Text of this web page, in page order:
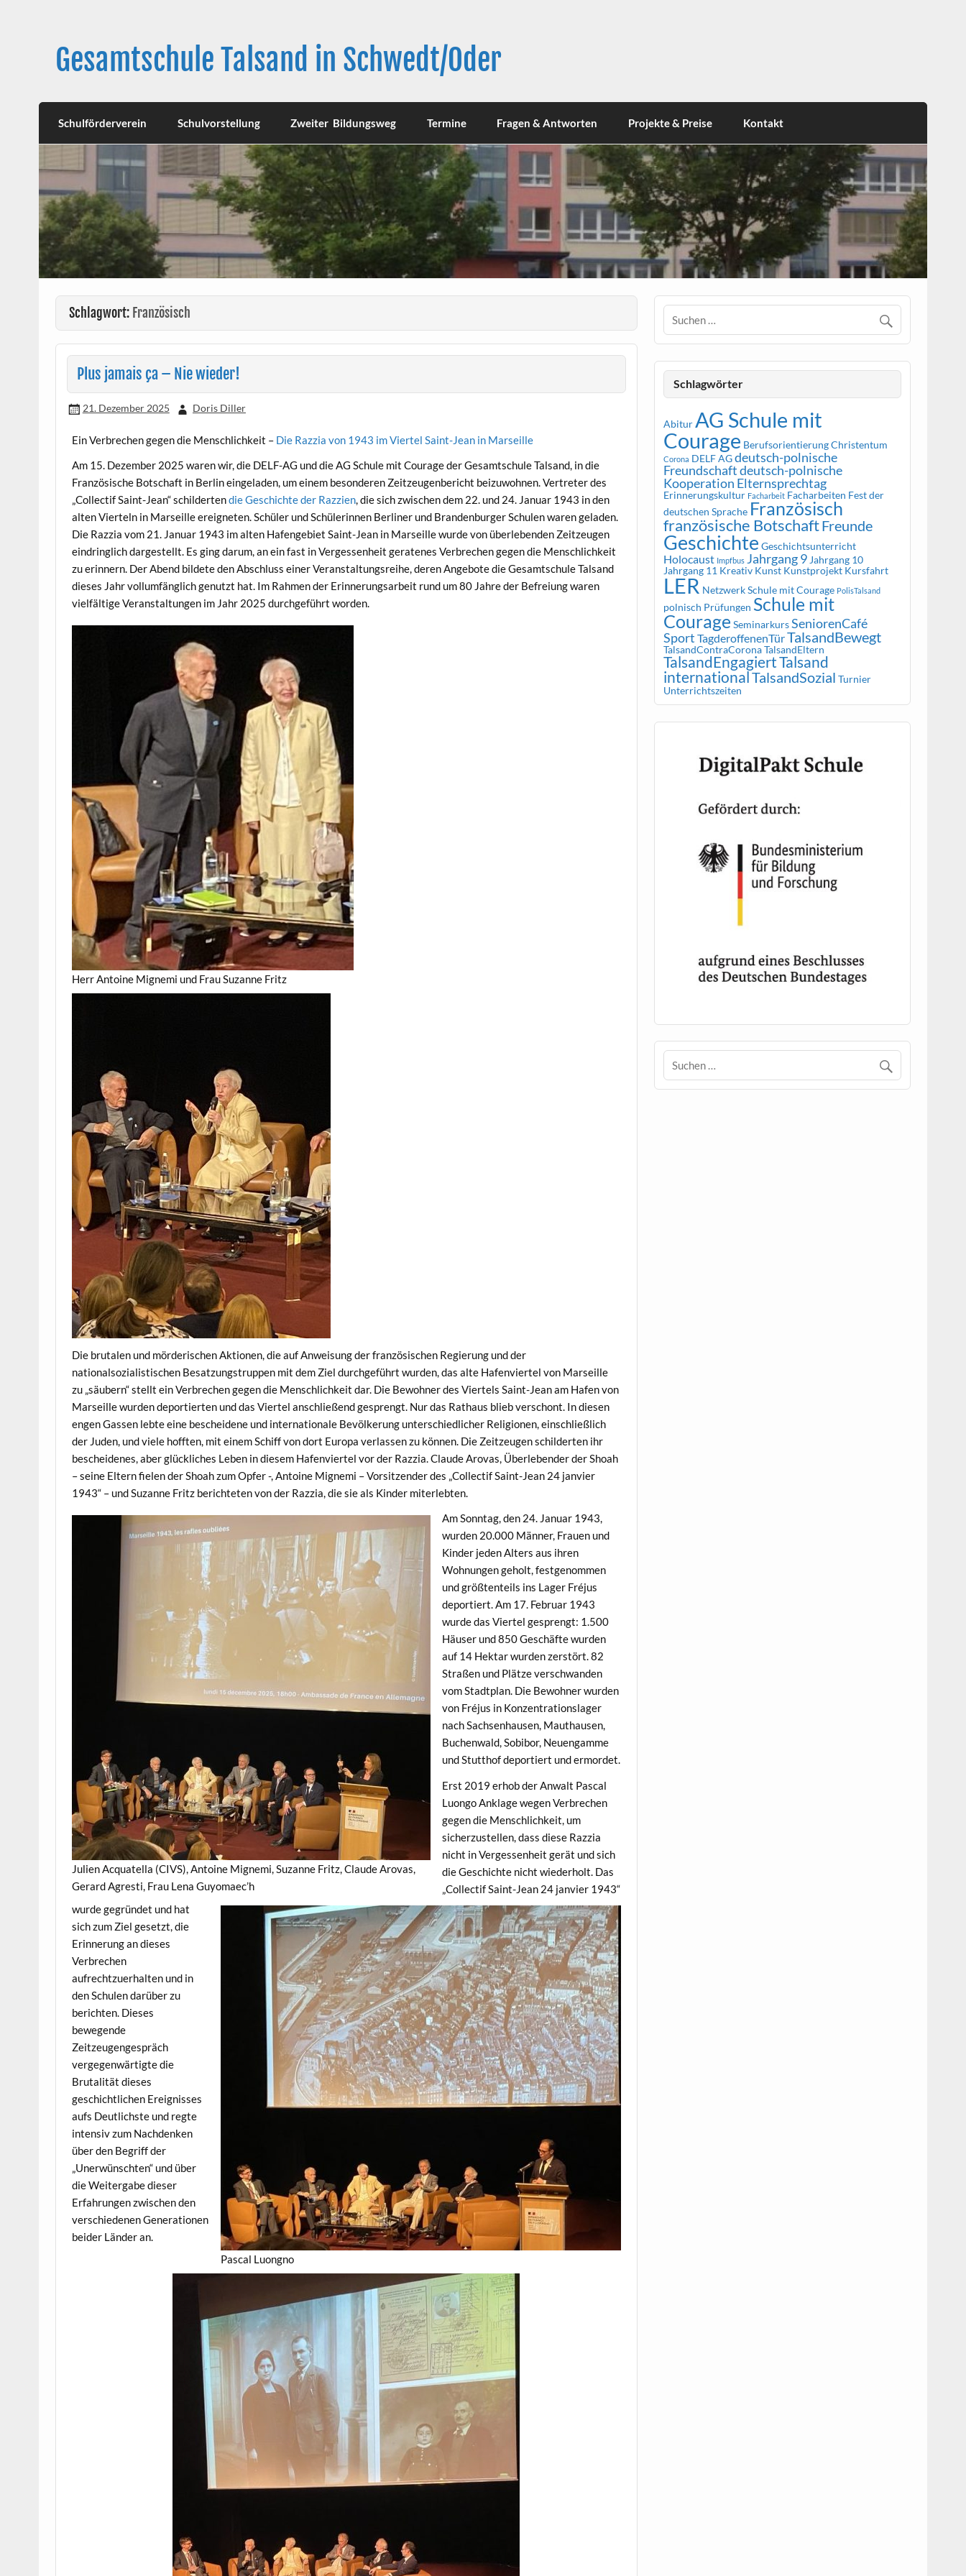
Gesamtschule Talsand in Schwedt/Oder
Schulförderverein Schulvorstellung Zweiter Bildungsweg Termine Fragen & Antworten Projekte & Preise Kontakt
Schlagwort: Französisch
Plus jamais ça – Nie wieder!
21. Dezember 2025 Doris Diller
Ein Verbrechen gegen die Menschlichkeit – Die Razzia von 1943 im Viertel Saint-Jean in Marseille
Am 15. Dezember 2025 waren wir, die DELF-AG und die AG Schule mit Courage der Gesamtschule Talsand, in die
Französische Botschaft in Berlin eingeladen, um einem besonderen Zeitzeugenbericht beizuwohnen. Vertreter des
„Collectif Saint-Jean“ schildertendie Geschichte der Razzien, die sich zwischen dem 22. und 24. Januar 1943 in den
alten Vierteln in Marseille ereigneten. Schüler und Schülerinnen Berliner und Brandenburger Schulen waren geladen.
Die Razzia vom 21. Januar 1943 im alten Hafengebiet Saint-Jean in Marseille wurde von überlebenden Zeitzeugen
eindringlich dargestellt. Es ging darum, an ein fast in Vergessenheit geratenes Verbrechen gegen die Menschlichkeit
zu erinnern. Der Abend bildete den Abschluss einer Veranstaltungsreihe, deren Angebote die Gesamtschule Talsand
dieses Jahr vollumfänglich genutzt hat. Im Rahmen der Erinnerungsarbeit rund um 80 Jahre der Befreiung waren
vielfältige Veranstaltungen im Jahr 2025 durchgeführt worden.
Herr Antoine Mignemi und Frau Suzanne Fritz
Die brutalen und mörderischen Aktionen, die auf Anweisung der französischen Regierung und der
nationalsozialistischen Besatzungstruppen mit dem Ziel durchgeführt wurden, das alte Hafenviertel von Marseille
zu „säubern“ stellt ein Verbrechen gegen die Menschlichkeit dar. Die Bewohner des Viertels Saint-Jean am Hafen von
Marseille wurden deportierten und das Viertel anschließend gesprengt. Nur das Rathaus blieb verschont. In diesen
engen Gassen lebte eine bescheidene und internationale Bevölkerung unterschiedlicher Religionen, einschließlich
der Juden, und viele hofften, mit einem Schiff von dort Europa verlassen zu können. Die Zeitzeugen schilderten ihr
bescheidenes, aber glückliches Leben in diesem Hafenviertel vor der Razzia. Claude Arovas, Überlebender der Shoah
– seine Eltern fielen der Shoah zum Opfer -, Antoine Mignemi – Vorsitzender des „Collectif Saint-Jean 24 janvier
1943“ – und Suzanne Fritz berichteten von der Razzia, die sie als Kinder miterlebten.
Julien Acquatella (CIVS), Antoine Mignemi, Suzanne Fritz, Claude Arovas,
Gerard Agresti, Frau Lena Guyomaec’h
Am Sonntag, den 24. Januar 1943,
wurden 20.000 Männer, Frauen und
Kinder jeden Alters aus ihren
Wohnungen geholt, festgenommen
und größtenteils ins Lager Fréjus
deportiert. Am 17. Februar 1943
wurde das Viertel gesprengt: 1.500
Häuser und 850 Geschäfte wurden
auf 14 Hektar wurden zerstört. 82
Straßen und Plätze verschwanden
vom Stadtplan. Die Bewohner wurden
von Fréjus in Konzentrationslager
nach Sachsenhausen, Mauthausen,
Buchenwald, Sobibor, Neuengamme
und Stutthof deportiert und ermordet.
Pascal Luongno
Erst 2019 erhob der Anwalt Pascal
Luongo Anklage wegen Verbrechen
gegen die Menschlichkeit, um
sicherzustellen, dass diese Razzia
nicht in Vergessenheit gerät und sich
die Geschichte nicht wiederholt. Das
„Collectif Saint-Jean 24 janvier 1943“
wurde gegründet und hat
sich zum Ziel gesetzt, die
Erinnerung an dieses
Verbrechen
aufrechtzuerhalten und in
den Schulen darüber zu
berichten. Dieses
bewegende
Zeitzeugengespräch
vergegenwärtigte die
Brutalität dieses
geschichtlichen Ereignisses
aufs Deutlichste und regte
intensiv zum Nachdenken
über den Begriff der
„Unerwünschten“ und über
die Weitergabe dieser
Erfahrungen zwischen den
verschiedenen Generationen
beider Länder an.
Schlagwörter
AbiturAG Schule mit
Courage BerufsorientierungChristentum
Corona DELF AGdeutsch-polnische
Freundschaftdeutsch-polnische
Kooperation Elternsprechtag
Erinnerungskultur Facharbeit Facharbeiten Fest der
deutschen Sprache Französisch
französische BotschaftFreunde
Geschichte Geschichtsunterricht
Holocaust Impfbus Jahrgang 9 Jahrgang 10
Jahrgang 11 Kreativ Kunst Kunstprojekt Kursfahrt
LER Netzwerk Schule mit Courage PolisTalsand
polnisch Prüfungen Schule mit
Courage SeminarkursSeniorenCafé
Sport TagderoffenenTürTalsandBewegt
TalsandContraCoronaTalsandEltern
TalsandEngagiertTalsand
internationalTalsandSozial Turnier
Unterrichtszeiten